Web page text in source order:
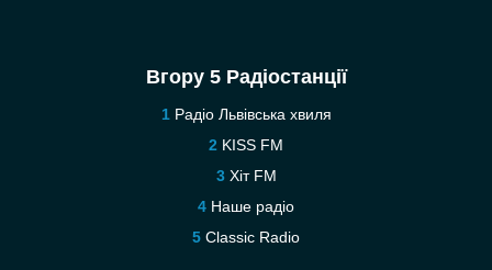
Вгору 5 Радіостанції
Радіо Львівська хвиля
KISS FM
Хіт FM
Наше радіо
Classic Radio